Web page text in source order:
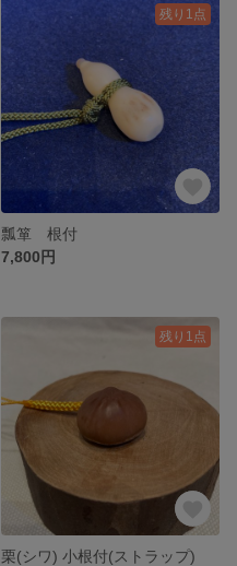
残り1点
瓢箪 根付
7,800円
残り1点
栗(シワ) 小根付(ストラップ)